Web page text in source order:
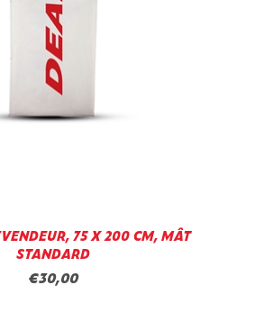
75 X 200 CM, MÂT
STANDARD
€30,00